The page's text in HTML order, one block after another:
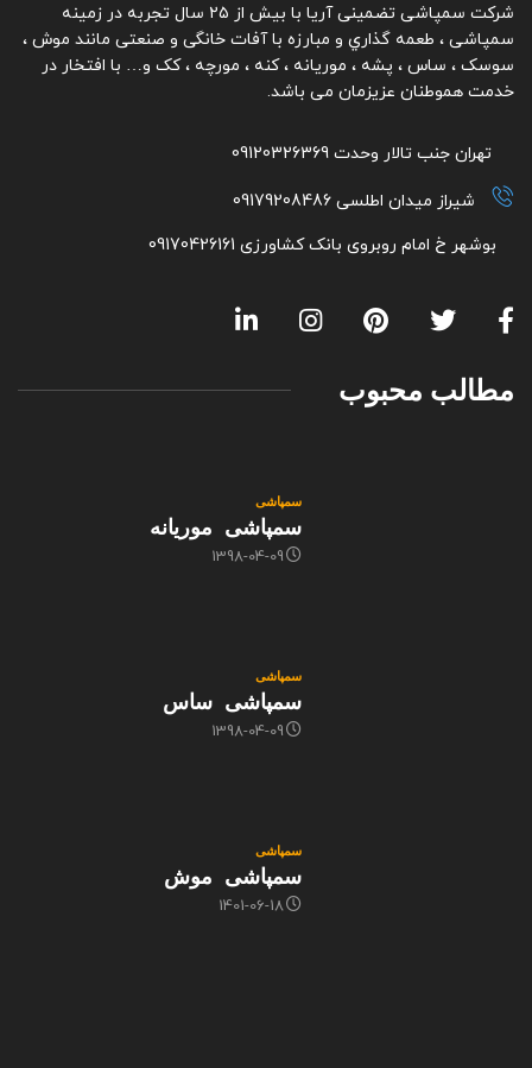
شرکت سمپاشی تضمینی آریا با بیش از ۲۵ سال تجربه در زمینه
سمپاشی ، طعمه گذاري و مبارزه با آفات خانگی و صنعتی مانند موش ،
سوسک ، ساس ، پشه ، موریانه ، کنه ، مورچه ، کک و… با افتخار در
خدمت هموطنان عزیزمان می باشد.
تهران جنب تالار وحدت 09120326369
شیراز میدان اطلسی 09179208486
بوشهر خ امام روبروی بانک کشاورزی 09170426161
مطالب محبوب
سمپاشی
سمپاشی موریانه
1398-04-09
سمپاشی
سمپاشی ساس
1398-04-09
سمپاشی
سمپاشی موش
1401-06-18